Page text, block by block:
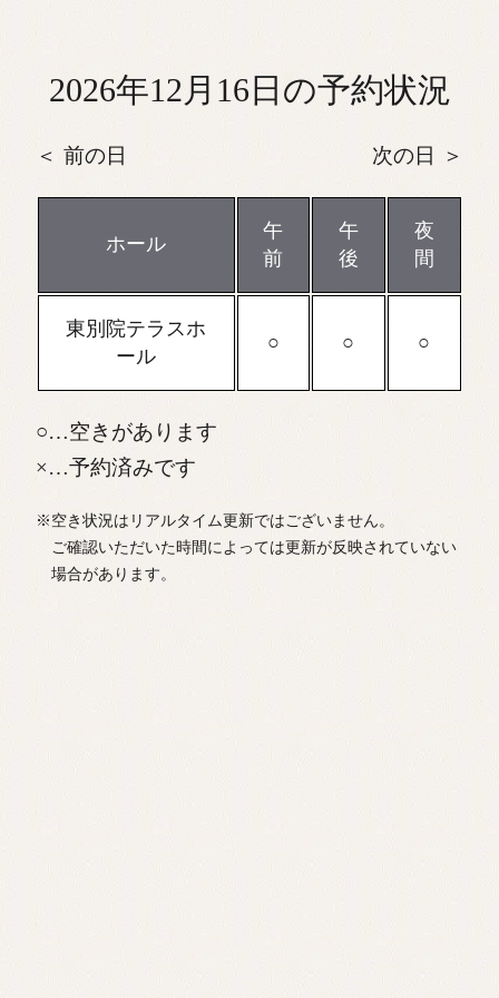
2026年12月16日の予約状況
前の日 次の日
ホール
午
前
午
後
夜
間
東別院テラスホ
ール
…空きがあります
…予約済みです
※空き状況はリアルタイム更新ではございません。
ご確認いただいた時間によっては更新が反映されていない
場合があります。